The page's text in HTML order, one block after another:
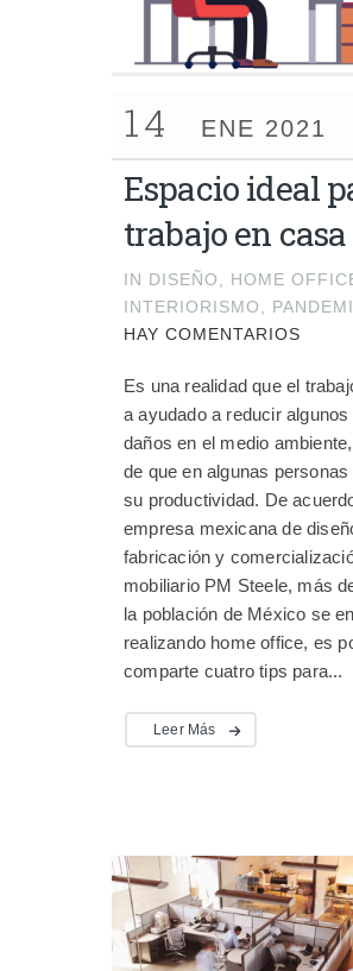
14 ENE 2021
Espacio ideal
trabajo en casa
IN DISEÑO HOME
INTERIORISMO
HAY COMENTARIOS
Es una realidad que el
a ayudado a reducir
daños en el medio
de que en algunas
su productividad. De
empresa mexicana de
fabricación y
mobiliario PM Steele, más
la población de México se
realizando home office, es
comparte cuatro tips para...
Leer Más